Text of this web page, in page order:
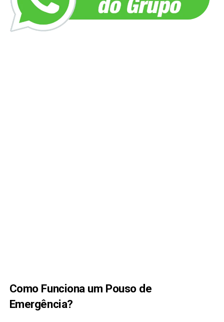
Como Funciona um Pouso de
Emergência?